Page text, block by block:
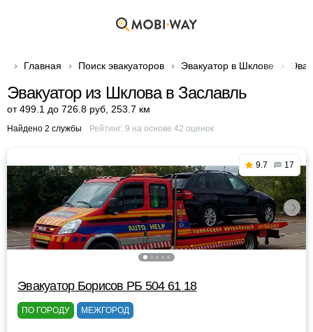
Главная Поиск эвакуаторов Эвакуатор в Шклове
Эвакуатор из Шклова в Заславль
от 499.1 до 726.8 руб 253.7 км
Найдено 2 службы Рейтинг: 9 на основе 42 оценок
9.7 17
Эвакуатор Борисов РБ 504 61 18
ПО ГОРОДУ МЕЖГОРОД